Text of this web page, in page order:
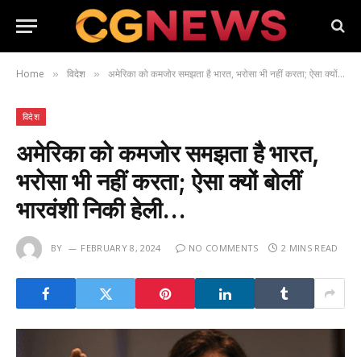
Home » विदेश » अमेरिका को कमजोर समझता है भारत, भरोसा भी नहीं करता; ऐसा क्यों बोलीं भारवंशी निकी हेली…
विदेश
अमेरिका को कमजोर समझता है भारत,
भरोसा भी नहीं करता; ऐसा क्यों बोलीं
भारवंशी निकी हेली…
BY FEBRUARY 8, 2024 NO COMMENTS 2 MINS READ